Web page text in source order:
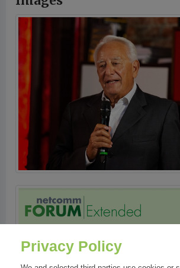
Privacy Policy